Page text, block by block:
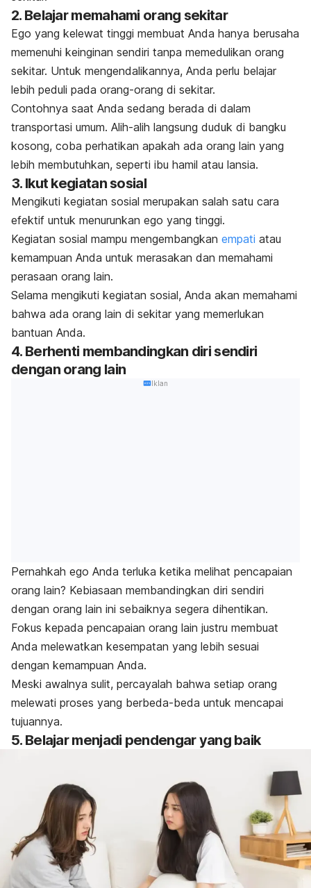
2. Belajar memahami orang sekitar
Ego yang kelewat tinggi membuat Anda hanya berusaha
memenuhi keinginan sendiri tanpa memedulikan orang
sekitar. Untuk mengendalikannya, Anda perlu belajar
lebih peduli pada orang-orang di sekitar.
Contohnya saat Anda sedang berada di dalam
transportasi umum. Alih-alih langsung duduk di bangku
kosong, coba perhatikan apakah ada orang lain yang
lebih membutuhkan, seperti ibu hamil atau lansia.
3. Ikut kegiatan sosial
Mengikuti kegiatan sosial merupakan salah satu cara
efektif untuk menurunkan ego yang tinggi.
Kegiatan sosial mampu mengembangkan empati atau
kemampuan Anda untuk merasakan dan memahami
perasaan orang lain.
Selama mengikuti kegiatan sosial, Anda akan memahami
bahwa ada orang lain di sekitar yang memerlukan
bantuan Anda.
4. Berhenti membandingkan diri sendiri
dengan orang lain
Iklan
Pernahkah ego Anda terluka ketika melihat pencapaian
orang lain? Kebiasaan membandingkan diri sendiri
dengan orang lain ini sebaiknya segera dihentikan.
Fokus kepada pencapaian orang lain justru membuat
Anda melewatkan kesempatan yang lebih sesuai
dengan kemampuan Anda.
Meski awalnya sulit, percayalah bahwa setiap orang
melewati proses yang berbeda-beda untuk mencapai
tujuannya.
5. Belajar menjadi pendengar yang baik